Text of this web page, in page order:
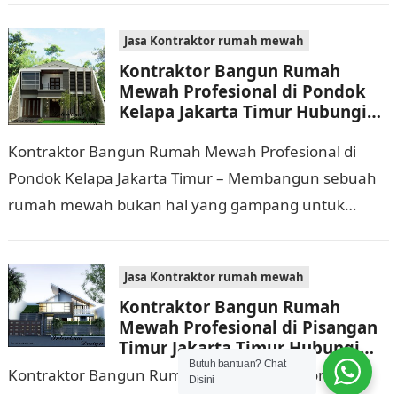
Jasa Kontraktor rumah mewah
Kontraktor Bangun Rumah
Mewah Profesional di Pondok
Kelapa Jakarta Timur Hubungi
Kontraktor Bangun Rumah Mewah Profesional di
Pondok Kelapa Jakarta Timur – Membangun sebuah
rumah mewah bukan hal yang gampang untuk
Jasa Kontraktor rumah mewah
Kontraktor Bangun Rumah
Mewah Profesional di Pisangan
Timur Jakarta Timur Hubungi
0811 9933 588
Kontraktor Bangun Rumah Mewah Profesional di
Butuh bantuan? Chat
Disini